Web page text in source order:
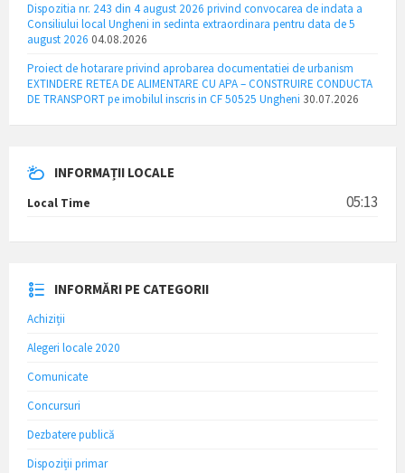
Dispozitia nr. 243 din 4 august 2026 privind convocarea de indata a
Consiliului local Ungheni in sedinta extraordinara pentru data de 5
august 2026 04.08.2026
Proiect de hotarare privind aprobarea documentatiei de urbanism
EXTINDERE RETEA DE ALIMENTARE CU APA – CONSTRUIRE CONDUCTA
DE TRANSPORT pe imobilul inscris in CF 50525 Ungheni 30.07.2026
INFORMAȚII LOCALE
Local Time 05:13
INFORMĂRI PE CATEGORII
Achiziții
Alegeri locale 2020
Comunicate
Concursuri
Dezbatere publică
Dispoziții primar